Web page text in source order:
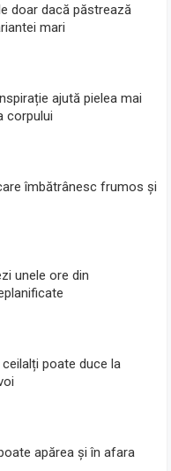
doar dacă păstrează
mari
ajută pielea mai
corpului
îmbătrânesc frumos și
unele ore din
poate duce la
apărea și în afara